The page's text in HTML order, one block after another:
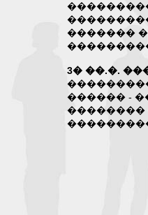
�������
3� ��.�.
������ -
��������